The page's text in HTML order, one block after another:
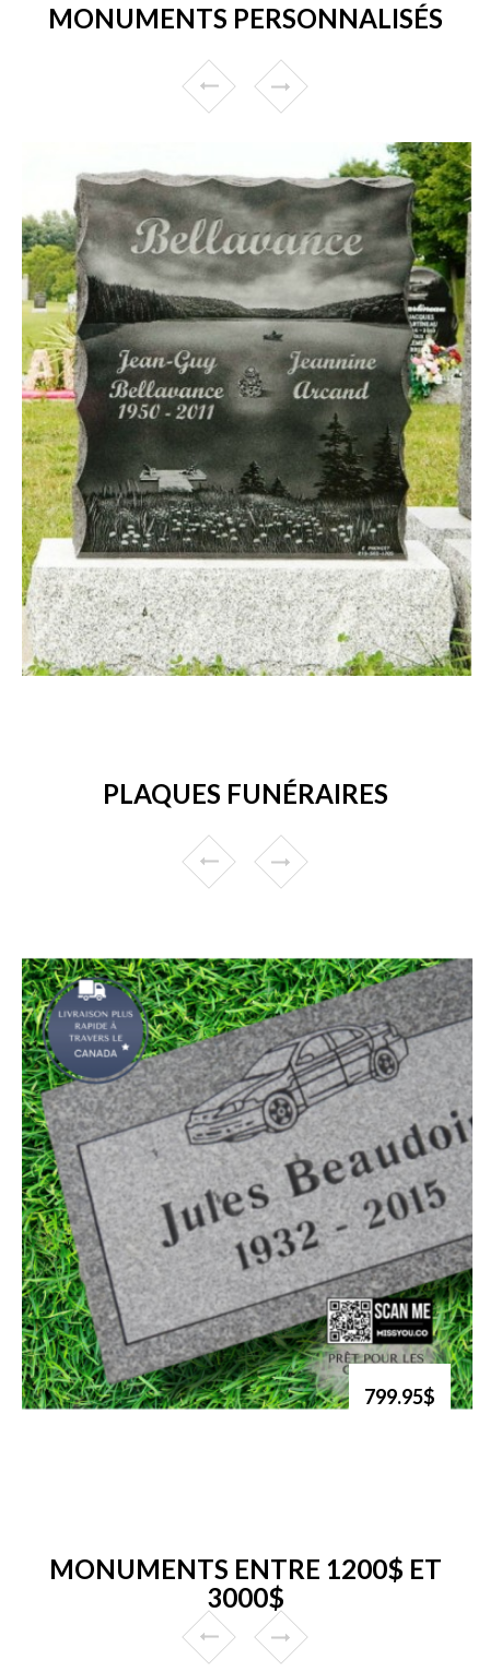
MONUMENTS PERSONNALISÉS
PLAQUES FUNÉRAIRES
799.95$
MONUMENTS ENTRE 1200$ ET
3000$